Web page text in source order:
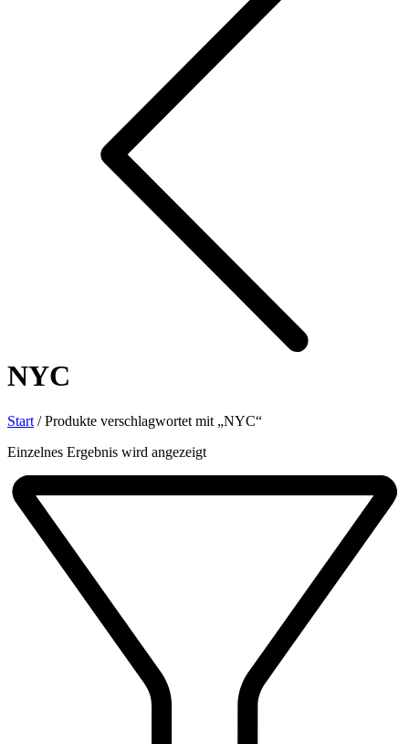
NYC
Start /Produkte verschlagwortet mit „NYC“
Einzelnes Ergebnis wird angezeigt